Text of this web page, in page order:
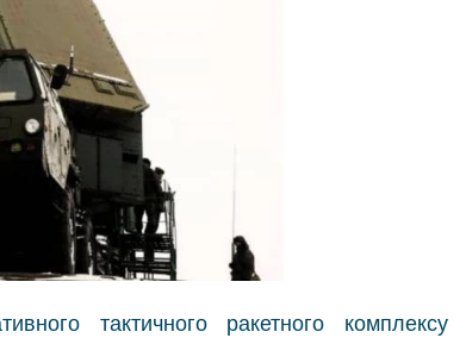
тактичного ракетного комплексу